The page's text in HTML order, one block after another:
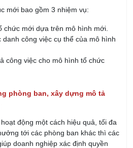
mới bao gồm 3 nhiệm vụ:
chức mới dựa trên mô hình mới.
danh công việc cụ thể của mô hình
công việc cho mô hình tổ chức
phòng ban, xây dựng mô tả
động một cách hiệu quả, tối đa
tới các phòng ban khác thì các
doanh nghiệp xác định quyền